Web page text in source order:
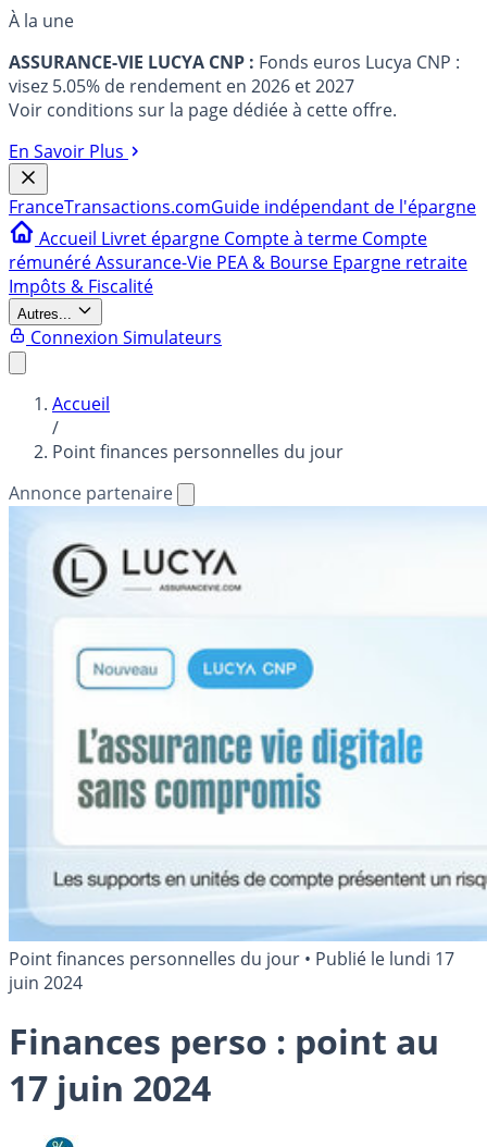
À la une
ASSURANCE-VIE LUCYA CNP : Fonds euros Lucya CNP :
visez 5.05% de rendement en 2026 et 2027
Voir conditions sur la page dédiée à cette offre.
En Savoir Plus
FranceTransactions.comGuide indépendant de l'épargne
Accueil Livret épargne Compte à terme Compte
rémunéréAssurance-Vie PEA & Bourse Epargne retraite
Impôts & Fiscalité
Autres...
Connexion Simulateurs
Accueil
/
Point finances personnelles du jour
Annonce partenaire
Point finances personnelles du jour • Publié le lundi 17
juin 2024
Finances perso : point au
17 juin 2024